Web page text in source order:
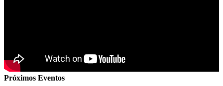
Próximos Eventos